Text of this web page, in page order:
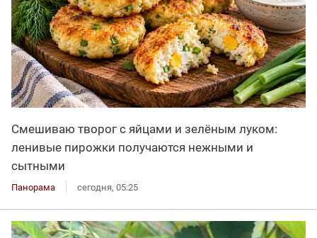
Смешиваю творог с яйцами и зелёным луком:
ленивые пирожки получаются нежными и
сытными
Панорама сегодня, 05:25